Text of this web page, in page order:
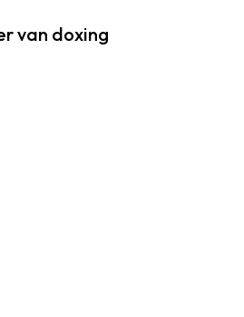
van doxing